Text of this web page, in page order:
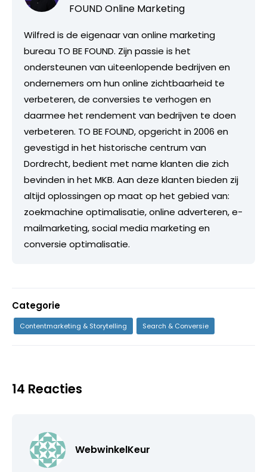
FOUND Online Marketing
Wilfred is de eigenaar van online marketing
bureau TO BE FOUND. Zijn passie is het
ondersteunen van uiteenlopende bedrijven en
ondernemers om hun online zichtbaarheid te
verbeteren, de conversies te verhogen en
daarmee het rendement van bedrijven te doen
verbeteren. TO BE FOUND, opgericht in 2006 en
gevestigd in het historische centrum van
Dordrecht, bedient met name klanten die zich
bevinden in het MKB. Aan deze klanten bieden zij
altijd oplossingen op maat op het gebied van:
zoekmachine optimalisatie, online adverteren, e-
mailmarketing, social media marketing en
conversie optimalisatie.
Categorie
Contentmarketing & Storytelling Search & Conversie
14 Reacties
WebwinkelKeur